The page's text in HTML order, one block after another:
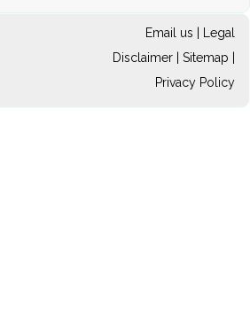
Email us
Legal
Disclaimer| Sitemap
Privacy Policy